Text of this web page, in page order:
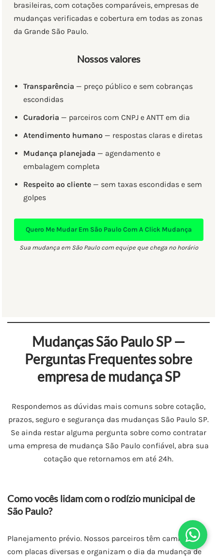
brasileiras, com cotações comparáveis, empresas de
mudanças verificadas e cobertura em todas as zonas
da Grande São Paulo.
Nossos valores
Transparência — preço público e sem cobranças
escondidas
Curadoria — parceiros com CNPJ e ANTT em dia
Atendimento humano — respostas claras e diretas
Mudança planejada — agendamento e
embalagem completa
Respeito ao cliente — sem taxas escondidas e sem
golpes
Quero Me Mudar Em São Paulo Com A Click Mudança
Sua mudança em São Paulo com equipe que chega no horário
Mudanças São Paulo SP —
Perguntas Frequentes sobre
empresa de mudança SP
Respondemos as dúvidas mais comuns sobre cotação,
prazos, seguro e segurança das mudanças São Paulo SP.
Se ainda restar alguma pergunta sobre como contratar
uma empresa de mudança São Paulo confiável, abra sua
cotação que retornamos em até 24h.
Como vocês lidam com o rodízio municipal de
São Paulo?
Planejamento prévio. Nossos parceiros têm caminhões
com placas diversas e organizam o dia da mudança de